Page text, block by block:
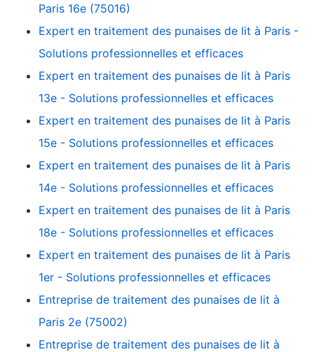
Paris 16e (75016)
Expert en traitement des punaises de lit à Paris -
Solutions professionnelles et efficaces
Expert en traitement des punaises de lit à Paris
13e - Solutions professionnelles et efficaces
Expert en traitement des punaises de lit à Paris
15e - Solutions professionnelles et efficaces
Expert en traitement des punaises de lit à Paris
14e - Solutions professionnelles et efficaces
Expert en traitement des punaises de lit à Paris
18e - Solutions professionnelles et efficaces
Expert en traitement des punaises de lit à Paris
1er - Solutions professionnelles et efficaces
Entreprise de traitement des punaises de lit à
Paris 2e (75002)
Entreprise de traitement des punaises de lit à